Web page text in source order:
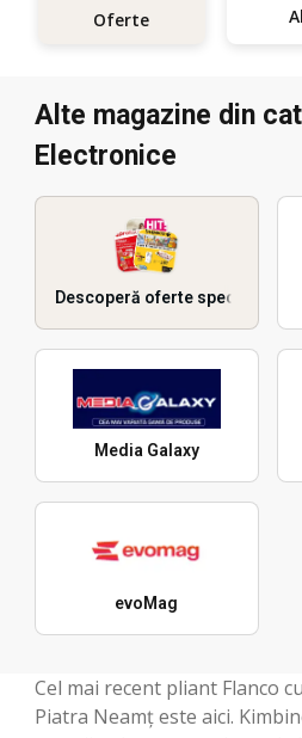
Oferte
Alte magazine din
Electronice
Descoperă oferte speciale
Media Galaxy
evoMag
Cel mai recent pliant Flanco
Piatra Neamț este aici.